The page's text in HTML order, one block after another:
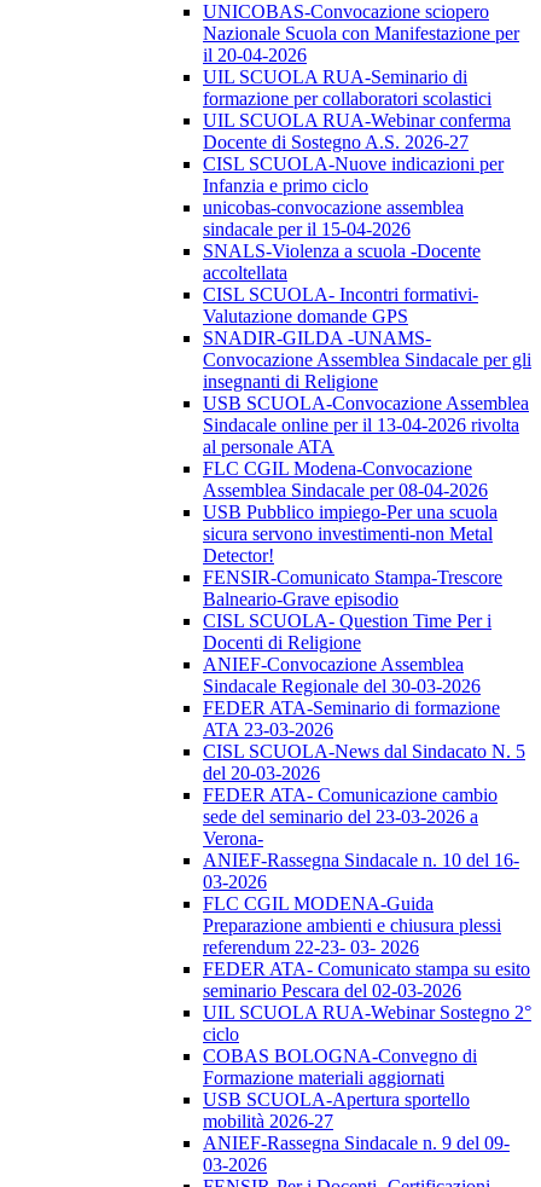
UNICOBAS-Convocazione sciopero
Nazionale Scuola con Manifestazione per
il 20-04-2026
UIL SCUOLA RUA-Seminario di
formazione per collaboratori scolastici
UIL SCUOLA RUA-Webinar conferma
Docente di Sostegno A.S. 2026-27
CISL SCUOLA-Nuove indicazioni per
Infanzia e primo ciclo
unicobas-convocazione assemblea
sindacale per il 15-04-2026
SNALS-Violenza a scuola -Docente
accoltellata
CISL SCUOLA- Incontri formativi-
Valutazione domande GPS
SNADIR-GILDA -UNAMS-
Convocazione Assemblea Sindacale per gli
insegnanti di Religione
USB SCUOLA-Convocazione Assemblea
Sindacale online per il 13-04-2026 rivolta
al personale ATA
FLC CGIL Modena-Convocazione
Assemblea Sindacale per 08-04-2026
USB Pubblico impiego-Per una scuola
sicura servono investimenti-non Metal
Detector!
FENSIR-Comunicato Stampa-Trescore
Balneario-Grave episodio
CISL SCUOLA- Question Time Per i
Docenti di Religione
ANIEF-Convocazione Assemblea
Sindacale Regionale del 30-03-2026
FEDER ATA-Seminario di formazione
ATA 23-03-2026
CISL SCUOLA-News dal Sindacato N. 5
del 20-03-2026
FEDER ATA- Comunicazione cambio
sede del seminario del 23-03-2026 a
Verona-
ANIEF-Rassegna Sindacale n. 10 del 16-
03-2026
FLC CGIL MODENA-Guida
Preparazione ambienti e chiusura plessi
referendum 22-23- 03- 2026
FEDER ATA- Comunicato stampa su esito
seminario Pescara del 02-03-2026
UIL SCUOLA RUA-Webinar Sostegno 2°
ciclo
COBAS BOLOGNA-Convegno di
Formazione materiali aggiornati
USB SCUOLA-Apertura sportello
mobilità 2026-27
ANIEF-Rassegna Sindacale n. 9 del 09-
03-2026